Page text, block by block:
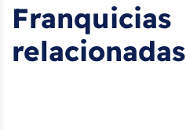
Franquicias
relacionadas